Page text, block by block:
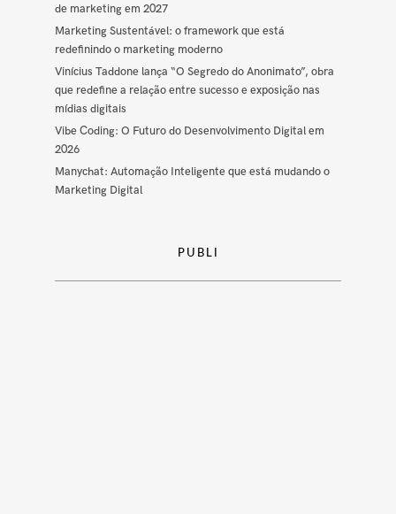
de marketing em 2027
Marketing Sustentável: o framework que está
redefinindo o marketing moderno
Vinícius Taddone lança “O Segredo do Anonimato”, obra
que redefine a relação entre sucesso e exposição nas
mídias digitais
Vibe Coding: O Futuro do Desenvolvimento Digital em
2026
Manychat: Automação Inteligente que está mudando o
Marketing Digital
PUBLI